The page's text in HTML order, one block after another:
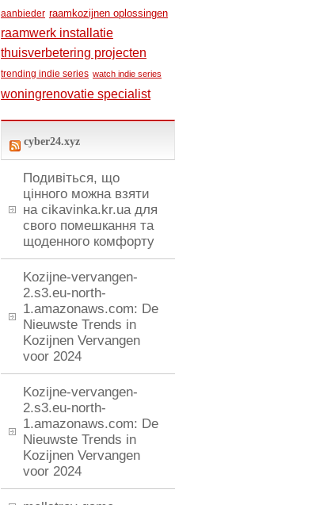
aanbieder raamkozijnen oplossingen
raamwerk installatie
thuisverbetering projecten
trending indie series watch indie series
woningrenovatie specialist
cyber24.xyz
Подивіться, що
цінного можна взяти
на cikavinka.kr.ua для
свого помешкання та
щоденного комфорту
Kozijne-vervangen-
2.s3.eu-north-
1.amazonaws.com: De
Nieuwste Trends in
Kozijnen Vervangen
voor 2024
Kozijne-vervangen-
2.s3.eu-north-
1.amazonaws.com: De
Nieuwste Trends in
Kozijnen Vervangen
voor 2024